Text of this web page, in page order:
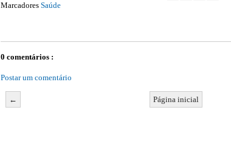
Marcadores Saúde
0 comentários :
Postar um comentário
← Página inicial